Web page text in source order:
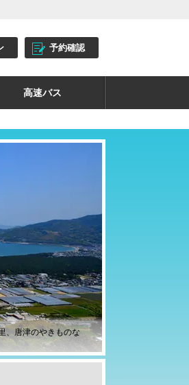
予約確認
高速バス
、唐津のやきものな